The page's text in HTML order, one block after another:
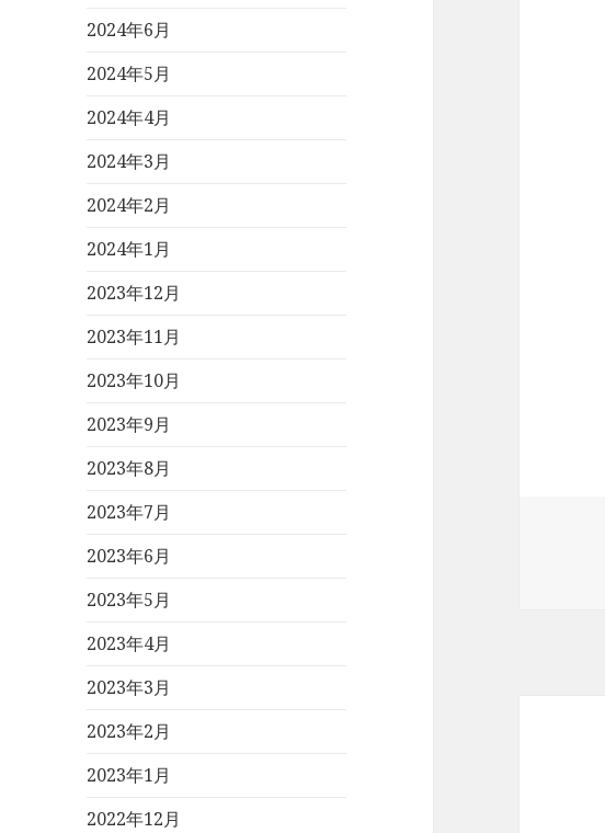
2024年6月
2024年5月
2024年4月
2024年3月
2024年2月
2024年1月
2023年12月
2023年11月
2023年10月
2023年9月
2023年8月
2023年7月
2023年6月
2023年5月
2023年4月
2023年3月
2023年2月
2023年1月
2022年12月